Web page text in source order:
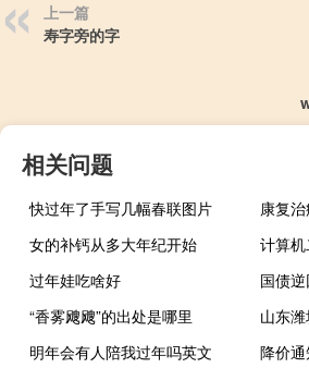
上一篇
寿字旁的字
相关问题
快过年了手写几幅春联图片
女的补钙从多大年纪开始
计算
过年娃吃啥好
国债
“香雾飕飕”的出处是哪里
山东
明年会有人陪我过年吗英文
降价通